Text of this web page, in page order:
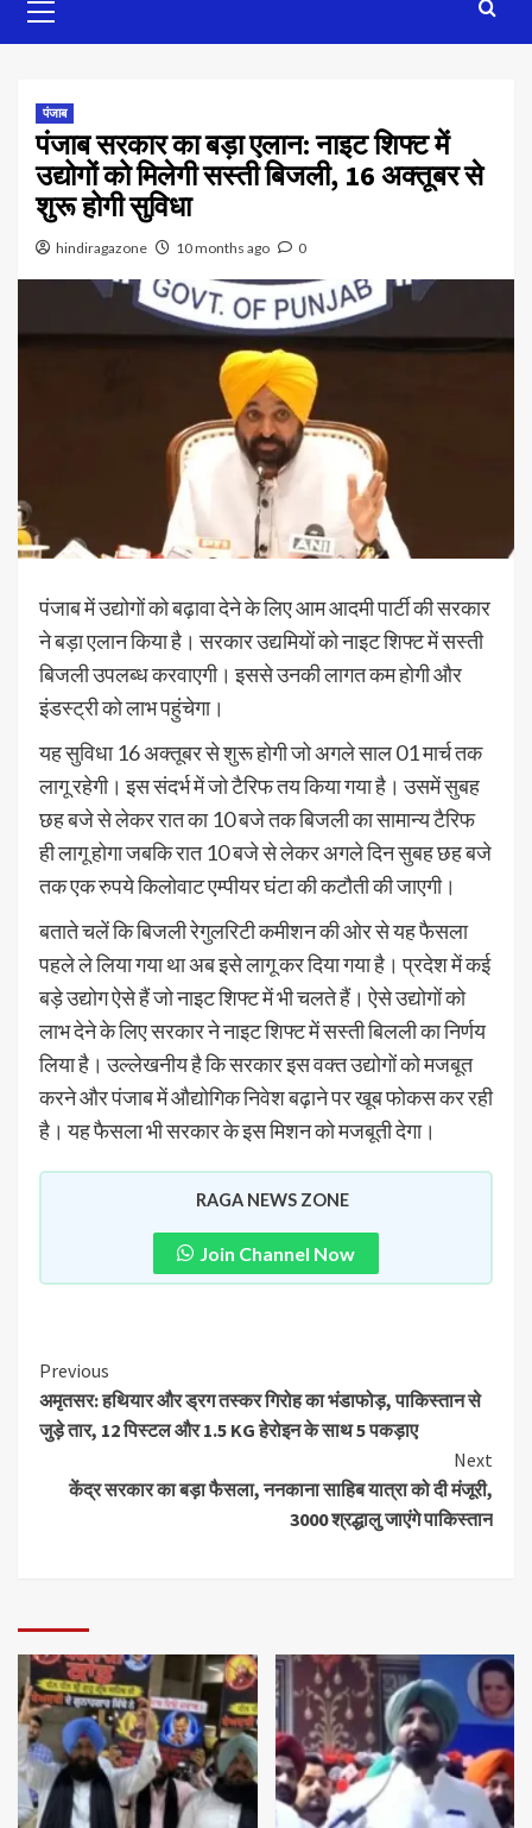
पंजाब
पंजाब सरकार का बड़ा एलान: नाइट शिफ्ट में
उद्योगों को मिलेगी सस्ती बिजली, 16 अक्तूबर से
शुरू होगी सुविधा
hindiragazone 10 months ago 0
पंजाब में उद्योगों को बढ़ावा देने के लिए आम आदमी पार्टी की सरकार
ने बड़ा एलान किया है। सरकार उद्यमियों को नाइट शिफ्ट में सस्ती
बिजली उपलब्ध करवाएगी। इससे उनकी लागत कम होगी और
इंडस्ट्री को लाभ पहुंचेगा।
यह सुविधा 16 अक्तूबर से शुरू होगी जो अगले साल 01 मार्च तक
लागू रहेगी। इस संदर्भ में जो टैरिफ तय किया गया है। उसमें सुबह
छह बजे से लेकर रात का 10 बजे तक बिजली का सामान्य टैरिफ
ही लागू होगा जबकि रात 10 बजे से लेकर अगले दिन सुबह छह बजे
तक एक रुपये किलोवाट एम्पीयर घंटा की कटौती की जाएगी।
बताते चलें कि बिजली रेगुलरिटी कमीशन की ओर से यह फैसला
पहले ले लिया गया था अब इसे लागू कर दिया गया है। प्रदेश में कई
बड़े उद्योग ऐसे हैं जो नाइट शिफ्ट में भी चलते हैं। ऐसे उद्योगों को
लाभ देने के लिए सरकार ने नाइट शिफ्ट में सस्ती बिलली का निर्णय
लिया है। उल्लेखनीय है कि सरकार इस वक्त उद्योगों को मजबूत
करने और पंजाब में औद्योगिक निवेश बढ़ाने पर खूब फोकस कर रही
है। यह फैसला भी सरकार के इस मिशन को मजबूती देगा।
RAGA NEWS ZONE
Join Channel Now
Previous
अमृतसर: हथियार और ड्रग तस्कर गिरोह का भंडाफोड़, पाकिस्तान से
जुड़े तार, 12 पिस्टल और 1.5 KG हेरोइन के साथ 5 पकड़ाए
Next
केंद्र सरकार का बड़ा फैसला, ननकाना साहिब यात्रा को दी मंजूरी,
3000 श्रद्धालु जाएंगे पाकिस्तान